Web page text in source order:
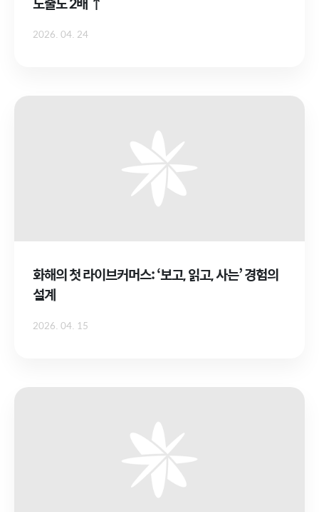
2026. 04. 24
화해의 첫 라이브커머스: ‘보고, 읽고, 사는’ 경험의
설계
2026. 04. 15